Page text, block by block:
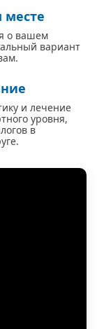
месте
о вашем
вариант
и лечение
уровня,
в